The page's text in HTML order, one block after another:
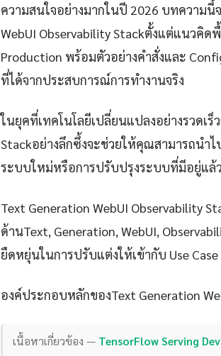
ความสนใจอย่างมากในปี 2026 บทความนี้
WebUI Observability Stackตั้งแต่แนวคิ
Production พร้อมตัวอย่างคำสั่งและ
ที่ได้จากประสบการณ์การทำงานจริง
ในยุคที่เทคโนโลยีเปลี่ยนแปลงอย่างรวดเร็
Stackอย่างลึกซึ้งจะช่วยให้คุณสามารถนำ
ระบบใหม่หรือการปรับปรุงระบบที่มีอยู่แล้
Text Generation WebUI Observability
ด้านText, Generation, WebUI,
ยืดหยุ่นในการปรับแต่งให้เข้ากับ Use
องค์ประกอบหลักของText Generation
เนื้อหาเกี่ยวข้อง — TensorFlow Serving